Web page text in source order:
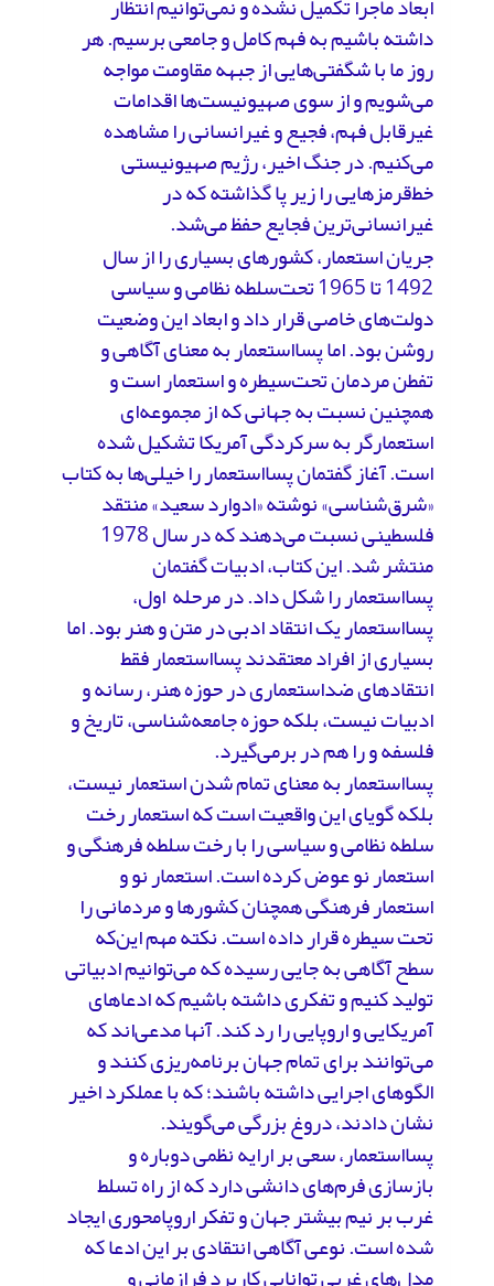
ابعاد ماجرا تکمیل نشده و نمی‌توانیم انتظار
داشته باشیم به فهم کامل و جامعی برسیم. هر
روز ما با شگفتی‌هایی از جبهه مقاومت مواجه
می‌شویم و از سوی صهیونیست‌ها اقدامات
غیرقابل فهم، فجیع و غیرانسانی را مشاهده
می‌کنیم. در جنگ اخیر، رژیم صهیونیستی
خط‌قرمزهایی را زیر پا گذاشته که در
غیرانسانی‌ترین فجایع حفظ می‌شد.
جریان استعمار، کشورهای بسیاری را از سال
1492 تا 1965 تحت‌سلطه نظامی و سیاسی
دولت‌های خاصی قرار داد و ابعاد این وضعیت
روشن بود. اما پسااستعمار به معنای آگاهی و
تفطن مردمان تحت‌سیطره و استعمار است و
همچنین نسبت به جهانی که از مجموعه‌ای
استعمارگر به سرکردگی آمریکا تشکیل شده
است. آغاز گفتمان پسااستعمار را خیلی‌ها به کتاب
«شرق‌شناسی» نوشته «ادوارد سعید» منتقد
فلسطینی نسبت می‌دهند که در سال 1978
منتشر شد. این کتاب، ادبیات گفتمان
پسااستعمار را شکل داد. در مرحله اول،
پسااستعمار یک انتقاد ادبی در متن و هنر بود. اما
بسیاری از افراد معتقدند پسااستعمار فقط
انتقادهای ضداستعماری در حوزه هنر، رسانه و
ادبیات نیست، بلکه حوزه جامعه‌شناسی، تاریخ و
فلسفه و را هم در برمی‌گیرد.
پسااستعمار به معنای تمام شدن استعمار نیست،
بلکه گویای این واقعیت است که استعمار رخت
سلطه نظامی و سیاسی را با رخت سلطه فرهنگی و
استعمار نو عوض کرده است. استعمار نو و
استعمار فرهنگی همچنان کشورها و مردمانی را
تحت سیطره قرار داده است. نکته مهم این‌که
سطح آگاهی به جایی رسیده که می‌توانیم ادبیاتی
تولید کنیم و تفکری داشته باشیم که ادعاهای
آمریکایی و اروپایی را رد کند. آنها مدعی‌اند ‌که
می‌توانند برای تمام جهان برنامه‌ریزی کنند و
الگوهای اجرایی داشته باشند؛ که با عملکرد اخیر
نشان دادند، دروغ بزرگی می‌گویند.
پسااستعمار، سعی بر ارایه نظمی دوباره و
بازسازی فرم‌های دانشی دارد که از راه تسلط
غرب بر نیم بیشتر جهان و تفکر اروپامحوری ایجاد
شده است. نوعی آگاهی انتقادی بر این ادعا که